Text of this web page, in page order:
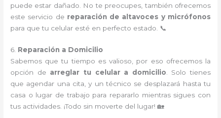
puede estar dañado. No te preocupes, también ofrecemos
este servicio de reparación de altavoces y micrófonos
para que tu celular esté en perfecto estado. 📞
6. Reparación a Domicilio
Sabemos que tu tiempo es valioso, por eso ofrecemos la
opción de arreglar tu celular a domicilio. Solo tienes
que agendar una cita, y un técnico se desplazará hasta tu
casa o lugar de trabajo para repararlo mientras sigues con
tus actividades. ¡Todo sin moverte del lugar! 🏡